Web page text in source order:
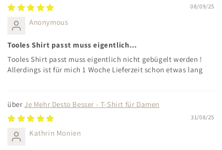
08/09/25
Anonymous
Tooles Shirt passt muss eigentlich…
Tooles Shirt passt muss eigentlich nicht gebügelt werden !
Allerdings ist für mich 1 Woche Lieferzeit schon etwas lang
Je Mehr Desto Besser - T-Shirt für Damen
31/08/25
Kathrin Monien